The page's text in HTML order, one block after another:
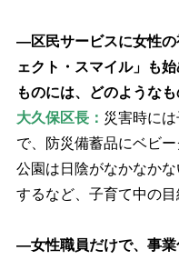
―区民サービスに女性の
ェクト・スマイル」も
ものには、どのようなも
大久保区長： 災害時に
で、防災備蓄品にベビ
公園は日陰がなかなか
するなど、子育て中の目
―女性職員だけで、事業